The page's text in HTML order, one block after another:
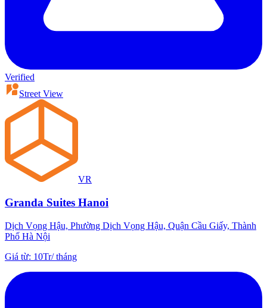
Verified
Street View
VR
Granda Suites Hanoi
Dịch Vọng Hậu, Phường Dịch Vọng Hậu, Quận Cầu Giấy, Thành
Phố Hà Nội
Giá từ: 10Tr/tháng